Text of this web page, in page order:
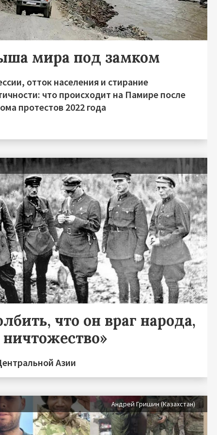
мира под замком
отток населения и стирание
что происходит на Памире после
протестов 2022 года
что он враг народа,
Азии
Андрей Гришин (Казахстан)